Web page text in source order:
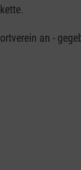
an -